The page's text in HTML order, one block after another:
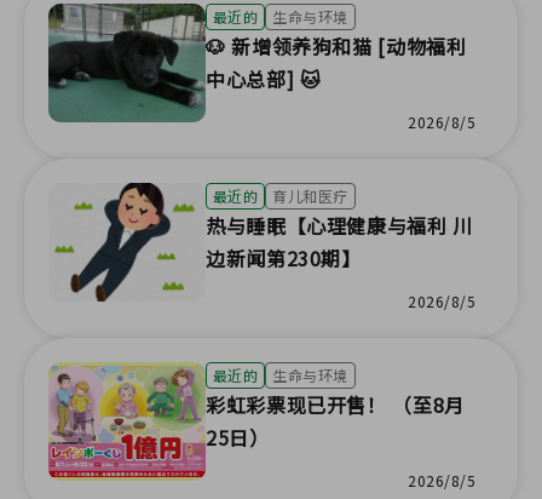
最近的 生命与环境
🐶 新增领养狗和猫 [动物福利
中心总部] 🐱
2026/8/5
最近的 育儿和医疗
热与睡眠【心理健康与福利 川
边新闻第230期】
2026/8/5
最近的 生命与环境
彩虹彩票现已开售！ （至8月
25日）
2026/8/5